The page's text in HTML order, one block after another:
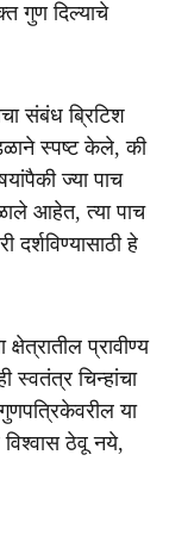
गुण दिल्याचे
संबंध ब्रिटिश
स्पष्ट केले, की
ज्या पाच
आहेत, त्या पाच
हे
प्रावीण्य
स्वतंत्र चिन्हांचा
या
ठेवू नये,